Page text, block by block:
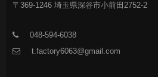
〒369-1246 埼玉県深谷市小前田2752-2
048-594-6038
t.factory6063@gmail.com